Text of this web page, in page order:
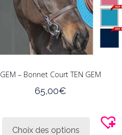
la
page
du
produit
GEM – Bonnet Court TEN GEM
65,00€
Choix des options
produit